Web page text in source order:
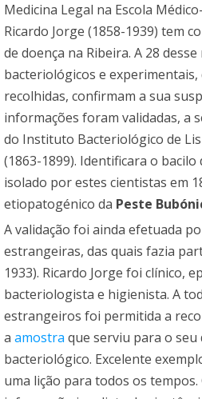
Medicina Legal na Escola
Ricardo Jorge (1858-1939) tem
de doença na Ribeira. A 28
bacteriológicos e
recolhidas, confirmam a sua
informações foram validadas, a
do Instituto Bacteriológico de
(1863-1899). Identificara o bacilo
isolado por estes cientistas em
etiopatogénico da Peste
A validação foi ainda efetuada
estrangeiras, das quais fazia
1933). Ricardo Jorge foi clínico,
bacteriologista e higienista. A
estrangeiros foi permitida a
a amostra que serviu para o seu
bacteriológico. Excelente
uma lição para todos os